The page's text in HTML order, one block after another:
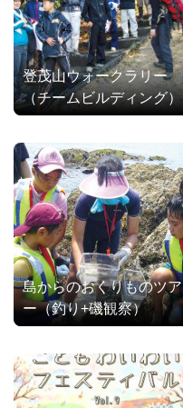
登茂山ウォークラリー
（チームビルディング）
島からのおくりものツア
ー（釣り+磯観察）